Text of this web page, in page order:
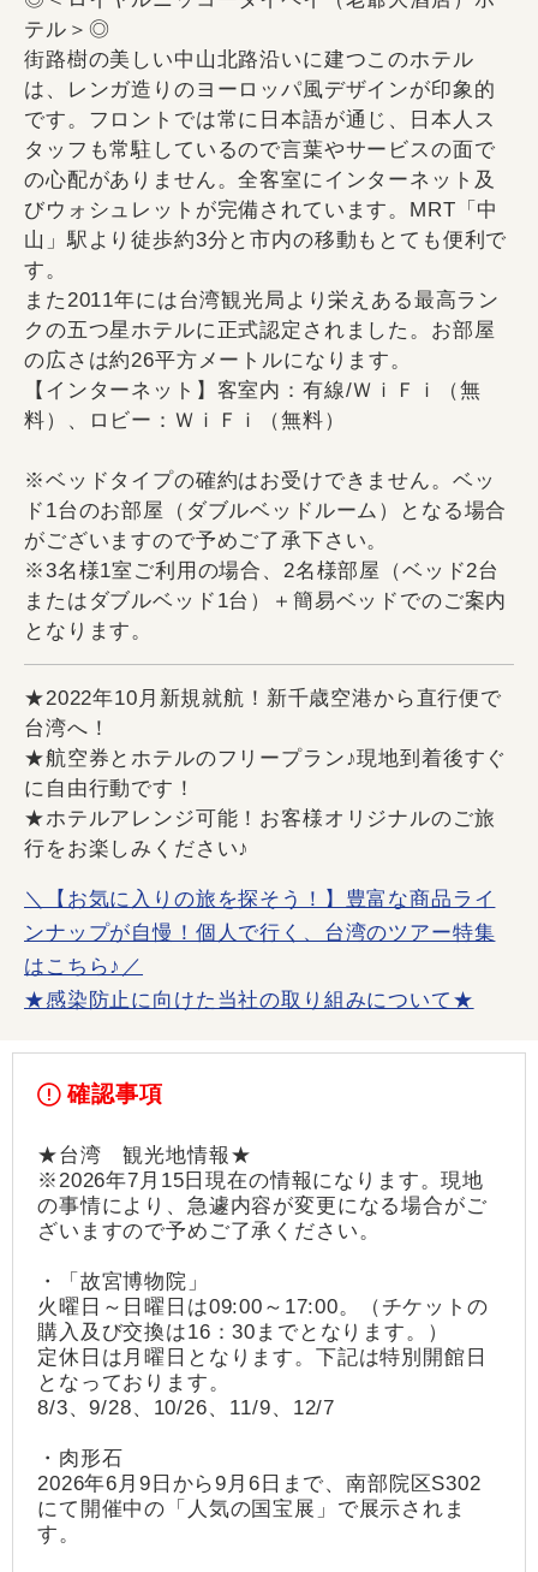
テル＞◎
街路樹の美しい中山北路沿いに建つこのホテル
は、レンガ造りのヨーロッパ風デザインが印象的
です。フロントでは常に日本語が通じ、日本人ス
タッフも常駐しているので言葉やサービスの面で
の心配がありません。全客室にインターネット及
びウォシュレットが完備されています。MRT「中
山」駅より徒歩約3分と市内の移動もとても便利で
す。
また2011年には台湾観光局より栄えある最高ラン
クの五つ星ホテルに正式認定されました。お部屋
の広さは約26平方メートルになります。
【インターネット】客室内：有線/ＷｉＦｉ（無
料）、ロビー：ＷｉＦｉ（無料）
※ベッドタイプの確約はお受けできません。ベッ
ド1台のお部屋（ダブルベッドルーム）となる場合
がございますので予めご了承下さい。
※3名様1室ご利用の場合、2名様部屋（ベッド2台
またはダブルベッド1台）＋簡易ベッドでのご案内
となります。
★2022年10月新規就航！新千歳空港から直行便で
台湾へ！
★航空券とホテルのフリープラン♪現地到着後すぐ
に自由行動です！
★ホテルアレンジ可能！お客様オリジナルのご旅
行をお楽しみください♪
＼【お気に入りの旅を探そう！】豊富な商品ライ
ンナップが自慢！個人で行く、台湾のツアー特集
はこちら♪／
★感染防止に向けた当社の取り組みについて★
確認事項
★台湾 観光地情報★
※2026年7月15日現在の情報になります。現地
の事情により、急遽内容が変更になる場合がご
ざいますので予めご了承ください。
・「故宮博物院」
火曜日～日曜日は09:00～17:00。（チケットの
購入及び交換は16：30までとなります。）
定休日は月曜日となります。下記は特別開館日
となっております。
8/3、9/28、10/26、11/9、12/7
・肉形石
2026年6月9日から9月6日まで、南部院区S302
にて開催中の「人気の国宝展」で展示されま
す。